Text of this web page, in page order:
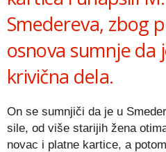
Smedereva, zbog
osnova sumnje da
krivična dela.
On se sumnjiči da je u
sile, od više starijih žena
novac i platne kartice, a